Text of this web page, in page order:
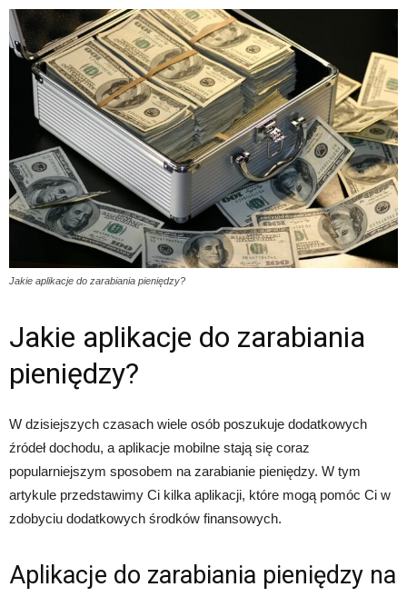
Jakie aplikacje do zarabiania pieniędzy?
Jakie aplikacje do zarabiania
pieniędzy?
W dzisiejszych czasach wiele osób poszukuje dodatkowych
źródeł dochodu, a aplikacje mobilne stają się coraz
popularniejszym sposobem na zarabianie pieniędzy. W tym
artykule przedstawimy Ci kilka aplikacji, które mogą pomóc Ci w
zdobyciu dodatkowych środków finansowych.
Aplikacje do zarabiania pieniędzy na